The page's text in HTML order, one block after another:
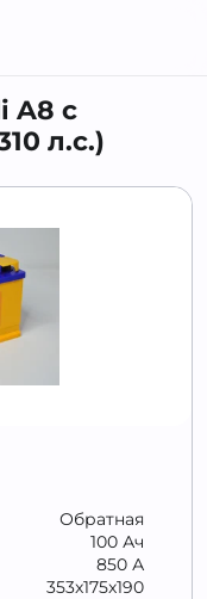
A8 с
л.с.)
Обратная
100 Ач
850 А
353x175x190